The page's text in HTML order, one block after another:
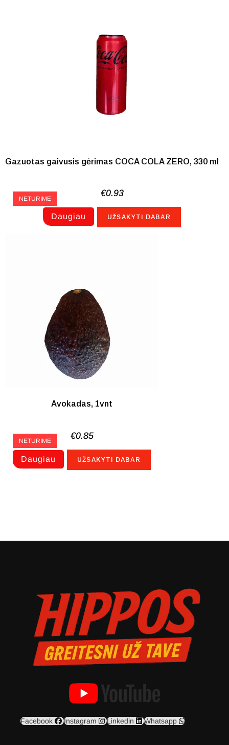
NETURIME
Gazuotas gaivusis gėrimas COCA COLA ZERO, 330 ml
€0.93
Daugiau UŽSAKYTI DABAR
NETURIME
Avokadas, 1vnt
€0.85
Daugiau UŽSAKYTI DABAR
Facebook Instagram Linkedin Whatsapp